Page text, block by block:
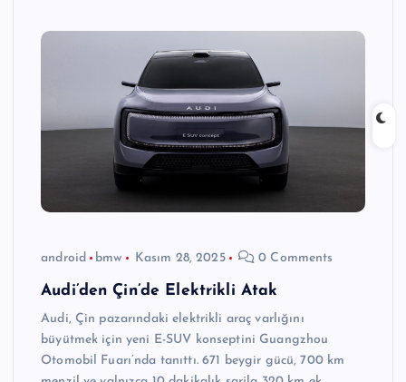
android bmw Kasım 28, 2025 0 Comments
Audi’den Çin’de Elektrikli Atak
Audi, Çin pazarındaki elektrikli araç varlığını
büyütmek için yeni E-SUV konseptini Guangzhou
Otomobil Fuarı’nda tanıttı. 671 beygir gücü, 700 km